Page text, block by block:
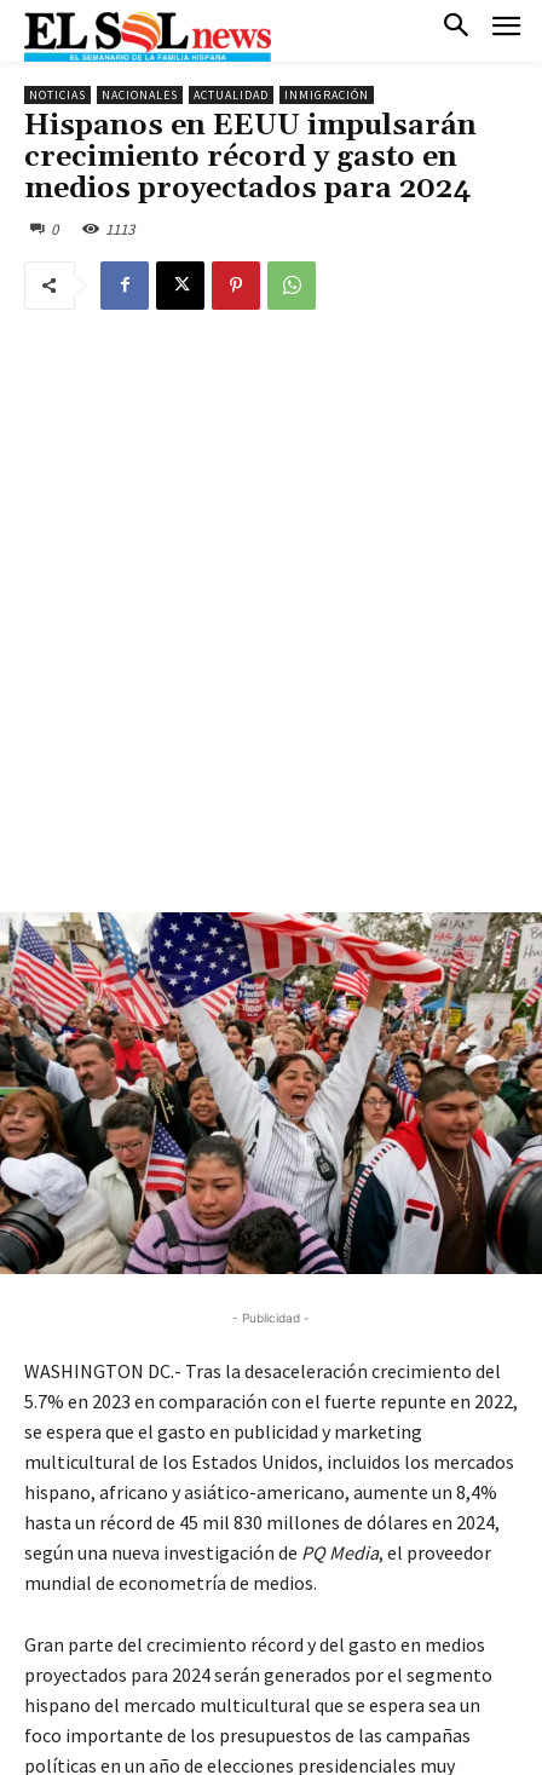
NOTICIAS NACIONALES ACTUALIDAD INMIGRACIÓN
Hispanos en EEUU impulsarán
crecimiento récord y gasto en
medios proyectados para 2024
0 1113
- Publicidad -
WASHINGTON DC.- Tras la desaceleración crecimiento del
5.7% en 2023 en comparación con el fuerte repunte en 2022,
se espera que el gasto en publicidad y marketing
multicultural de los Estados Unidos, incluidos los mercados
hispano, africano y asiático-americano, aumente un 8,4%
hasta un récord de 45 mil 830 millones de dólares en 2024,
según una nueva investigación de PQ Media, el proveedor
mundial de econometría de medios.
Gran parte del crecimiento récord y del gasto en medios
proyectados para 2024 serán generados por el segmento
hispano del mercado multicultural que se espera sea un
foco importante de los presupuestos de las campañas
políticas en un año de elecciones presidenciales muy